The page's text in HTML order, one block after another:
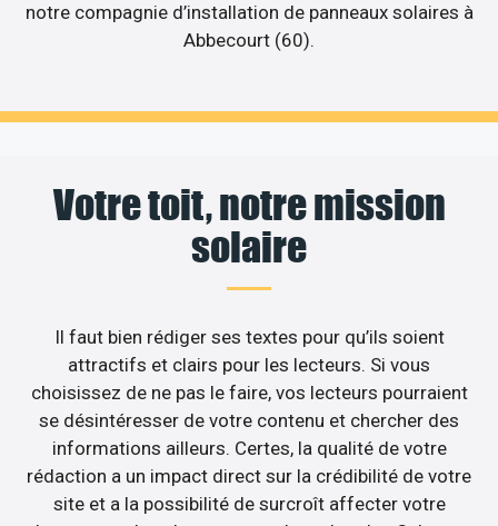
notre compagnie d’installation de panneaux solaires à
Abbecourt (60).
Votre toit, notre mission
solaire
Il faut bien rédiger ses textes pour qu’ils soient
attractifs et clairs pour les lecteurs. Si vous
choisissez de ne pas le faire, vos lecteurs pourraient
se désintéresser de votre contenu et chercher des
informations ailleurs. Certes, la qualité de votre
rédaction a un impact direct sur la crédibilité de votre
site et a la possibilité de surcroît affecter votre